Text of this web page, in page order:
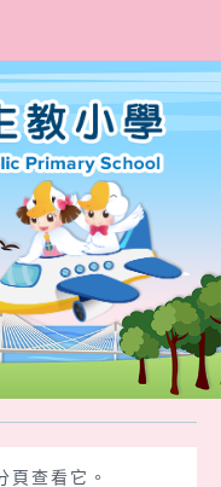
頁查看它。